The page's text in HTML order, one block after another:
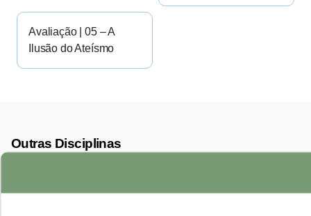
Avaliação | 05 – A
Ilusão do Ateísmo
Outras Disciplinas